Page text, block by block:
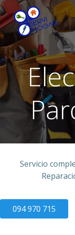
Servicio
094 970 715